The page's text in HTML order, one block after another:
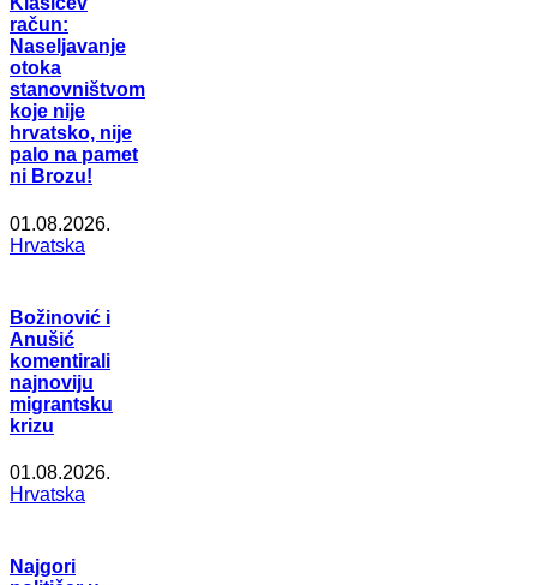
račun:
Naseljavanje
otoka
stanovništvom
koje nije
hrvatsko, nije
palo na pamet
ni Brozu!
01.08.2026.
Hrvatska
Božinović i
Anušić
komentirali
najnoviju
migrantsku
krizu
01.08.2026.
Hrvatska
Najgori